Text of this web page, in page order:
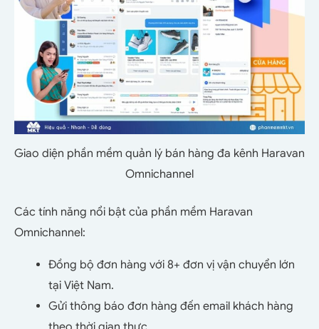
Giao diện phần mềm quản lý bán hàng đa kênh Haravan
Omnichannel
Các tính năng nổi bật của phần mềm Haravan
Omnichannel:
Đồng bộ đơn hàng với 8+ đơn vị vận chuyển lớn
tại Việt Nam.
Gửi thông báo đơn hàng đến email khách hàng